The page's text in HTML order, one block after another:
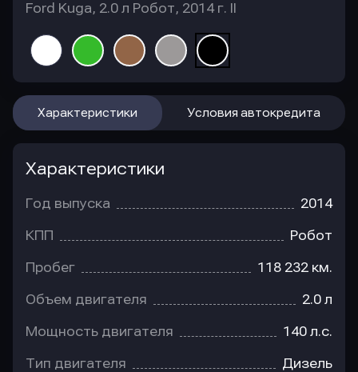
Ford Kuga, 2.0 л Робот, 2014 г. II
Характеристики Условия автокредита
Характеристики
Год выпуска 2014
КПП Робот
Пробег 118 232 км.
Объем двигателя 2.0 л
Мощность двигателя 140 л.с.
Тип двигателя Дизель